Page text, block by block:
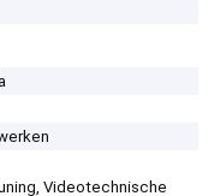
Videotechnische